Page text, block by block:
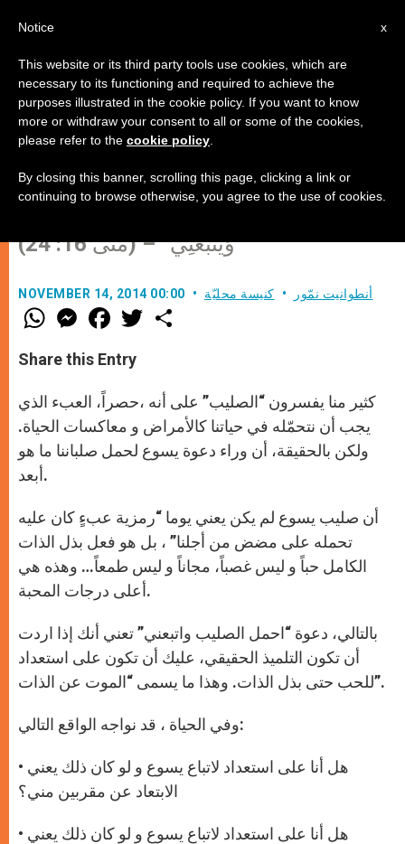
كيف أفهم الصليب في حياتي؟
حِينَئِذٍ قَالَ يَسُوعُ لِتَلاَمِيذِهِ: «إِنْ أَرَادَ أَحَدٌ أَنْ
وَيَتْبَعْنِي” – (متى 16: 24)
NOVEMBER 14, 2014 00:00 أنطوانيت نمّور كنيسة محليّة
W
h
t
s
p
p
M
e
s
e
g
e
r
F
a
e
b
o
k
w
Share this Entry
كثير منا يفسرون “الصليب” على أنه ،حصراً، العبء الذي
يجب أن نتحمّله في حياتنا كالأمراض و معاكسات الحياة.
ولكن بالحقيقة، أن وراء دعوة يسوع لحمل صلباننا ما هو
أبعد.
أن صليب يسوع لم يكن يعني يوما “رمزية عبءٍ كان عليه
تحمله على مضض من أجلنا” ، بل هو فعل بذل الذات
الكامل حباً و ليس غصباً، مجاناً و ليس طمعاً… وهذه هي
أعلى درجات المحبة.
بالتالي، دعوة “احمل الصليب واتبعني” تعني أنك إذا اردت
أن تكون التلميذ الحقيقي، عليك أن تكون على استعداد
للحب حتى بذل الذات. وهذا ما يسمى “الموت عن الذات”.
وفي الحياة ، قد نواجه الواقع التالي:
• هل أنا على استعداد لاتباع يسوع و لو كان ذلك يعني
الابتعاد عن مقربين مني؟
• هل أنا على استعداد لاتباع يسوع و لو كان ذلك يعني
x
Notice
This website or its third party tools use cookies, which are
necessary to its functioning and required to achieve the
purposes illustrated in the cookie policy. If you want to know
more or withdraw your consent to all or some of the cookies,
please refer to the cookie policy
By closing this banner, scrolling this page, clicking a link or
continuing to browse otherwise, you agree to the use of cookies.